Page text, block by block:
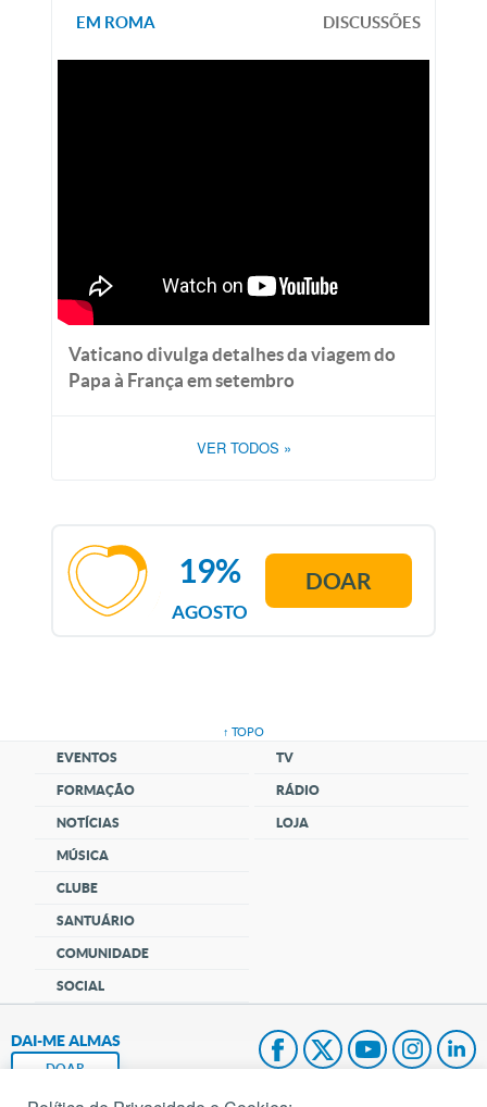
EM ROMA DISCUSSÕES
Vaticano divulga detalhes da viagem do
Papa à França em setembro
VER TODOS »
AGOSTO
19% DOAR
↑ TOPO
EVENTOS
FORMAÇÃO
NOTÍCIAS
MÚSICA
CLUBE
SANTUÁRIO
COMUNIDADE
SOCIAL
TV
RÁDIO
LOJA
DAI-ME ALMAS
DOAR